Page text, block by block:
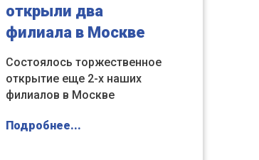
открыли два
филиала в Москве
Состоялось торжественное
открытие еще 2-х наших
филиалов в Москве
Подробнее...